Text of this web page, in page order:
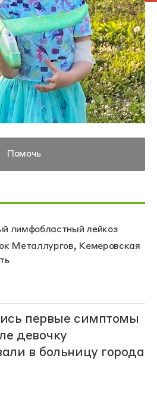
Помочь
лимфобластный лейкоз
Металлургов, Кемеровская
первые симптомы
девочку
в больницу города